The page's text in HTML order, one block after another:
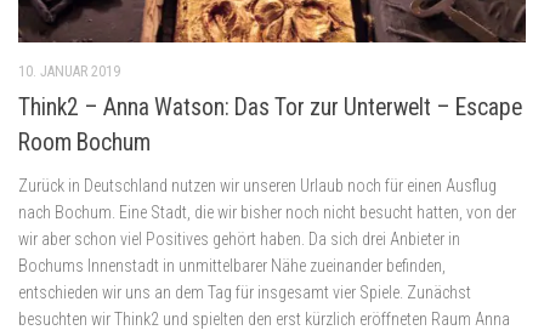
10. JANUAR 2019
Think2 – Anna Watson: Das Tor zur Unterwelt – Escape
Room Bochum
Zurück in Deutschland nutzen wir unseren Urlaub noch für einen Ausflug
nach Bochum. Eine Stadt, die wir bisher noch nicht besucht hatten, von der
wir aber schon viel Positives gehört haben. Da sich drei Anbieter in
Bochums Innenstadt in unmittelbarer Nähe zueinander befinden,
entschieden wir uns an dem Tag für insgesamt vier Spiele. Zunächst
besuchten wir Think2 und spielten den erst kürzlich eröffneten Raum Anna